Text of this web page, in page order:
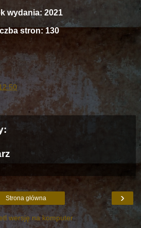
wydania: 2021
stron: 130
›
Strona główna
wersję na komputer